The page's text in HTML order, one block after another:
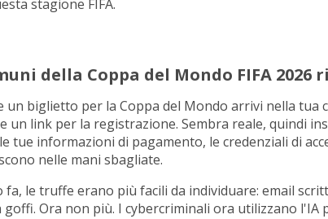
stagione FIFA.
della Coppa del Mondo FIFA
un biglietto per la Coppa del Mondo arrivi nella tua
e un link per la registrazione. Sembra reale, quindi
tue informazioni di pagamento, le credenziali di
nelle mani sbagliate.
fa, le truffe erano più facili da individuare: email
Ora non più. I cybercriminali ora utilizzano l'IA